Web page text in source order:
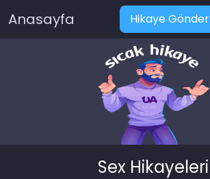
Anasayfa Hikaye Gönder
Sex Hikayeleri